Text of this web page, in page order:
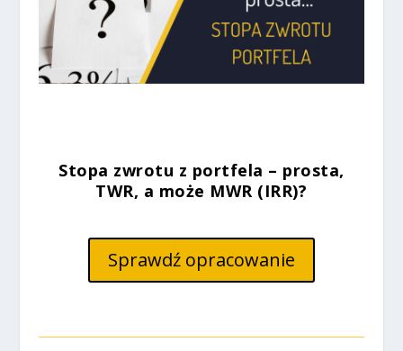
Stopa zwrotu z portfela – prosta,
TWR, a może MWR (IRR)?
Sprawdź opracowanie